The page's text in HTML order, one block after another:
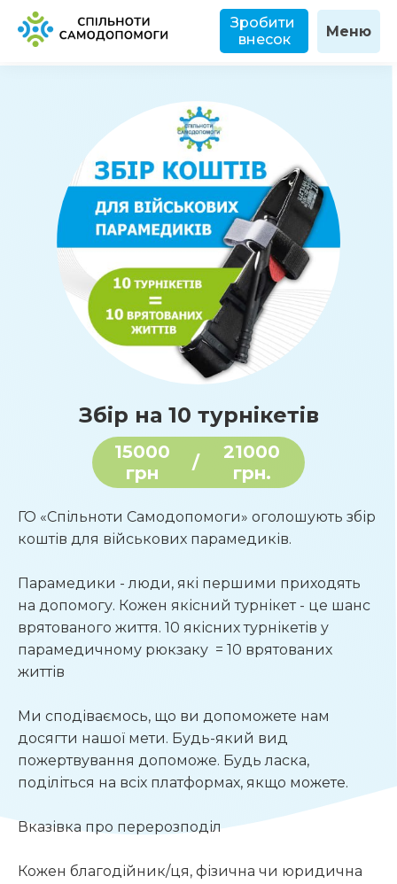
Зробити
внесок
Меню
Збір на 10 турнікетів
15000
грн
/
21000
грн.
ГО «Спільноти Самодопомоги» оголошують збір
коштів для військових парамедиків.
Парамедики - люди, які першими приходять
на допомогу. Кожен якісний турнікет - це шанс
врятованого життя. 10 якісних турнікетів у
парамедичному рюкзаку  = 10 врятованих
життів
Ми сподіваємось, що ви допоможете нам
досягти нашої мети. Будь-який вид
пожертвування допоможе. Будь ласка,
поділіться на всіх платформах, якщо можете.
Вказівка про перерозподіл
Кожен благодійник/ця, фізична чи юридична